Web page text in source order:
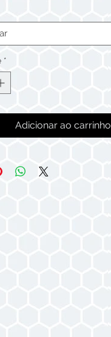
*
Adicionar ao carrinho